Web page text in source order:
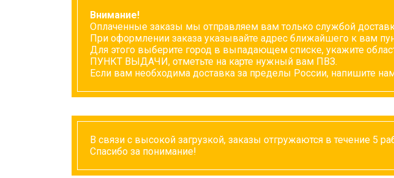
Внимание!
Оплаченные заказы мы отправляем вам только службой
При оформлении заказа указывайте адрес ближайшего к вам
Для этого выберите город в выпадающем списке, укажите
ПУНКТ ВЫДАЧИ, отметьте на карте нужный вам ПВЗ.
Если вам необходима доставка за пределы России, напишите
В связи с высокой загрузкой, заказы отгружаются в течение 5
Спасибо за понимание!